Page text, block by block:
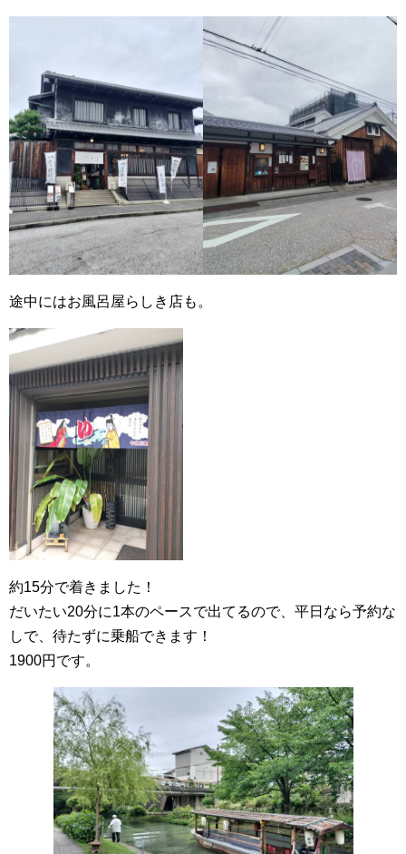
途中にはお風呂屋らしき店も。
約15分で着きました！
だいたい20分に1本のペースで出てるので、平日なら予約な
しで、待たずに乗船できます！
1900円です。